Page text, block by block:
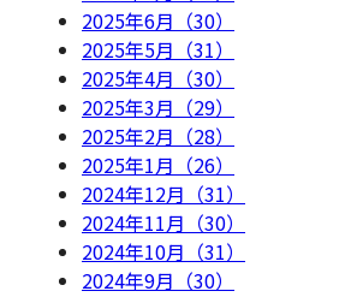
2025年6月（30）
2025年5月（31）
2025年4月（30）
2025年3月（29）
2025年2月（28）
2025年1月（26）
2024年12月（31）
2024年11月（30）
2024年10月（31）
2024年9月（30）